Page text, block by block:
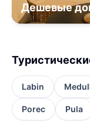
Дешевые
Labin
Porec Pula